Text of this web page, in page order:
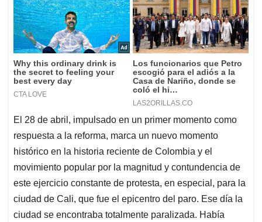
El 28 de abril, impulsado en un primer momento como
respuesta a la reforma, marca un nuevo momento
histórico en la historia reciente de Colombia y el
movimiento popular por la magnitud y contundencia de
este ejercicio constante de protesta, en especial, para la
ciudad de Cali, que fue el epicentro del paro. Ese día la
ciudad se encontraba totalmente paralizada. Había